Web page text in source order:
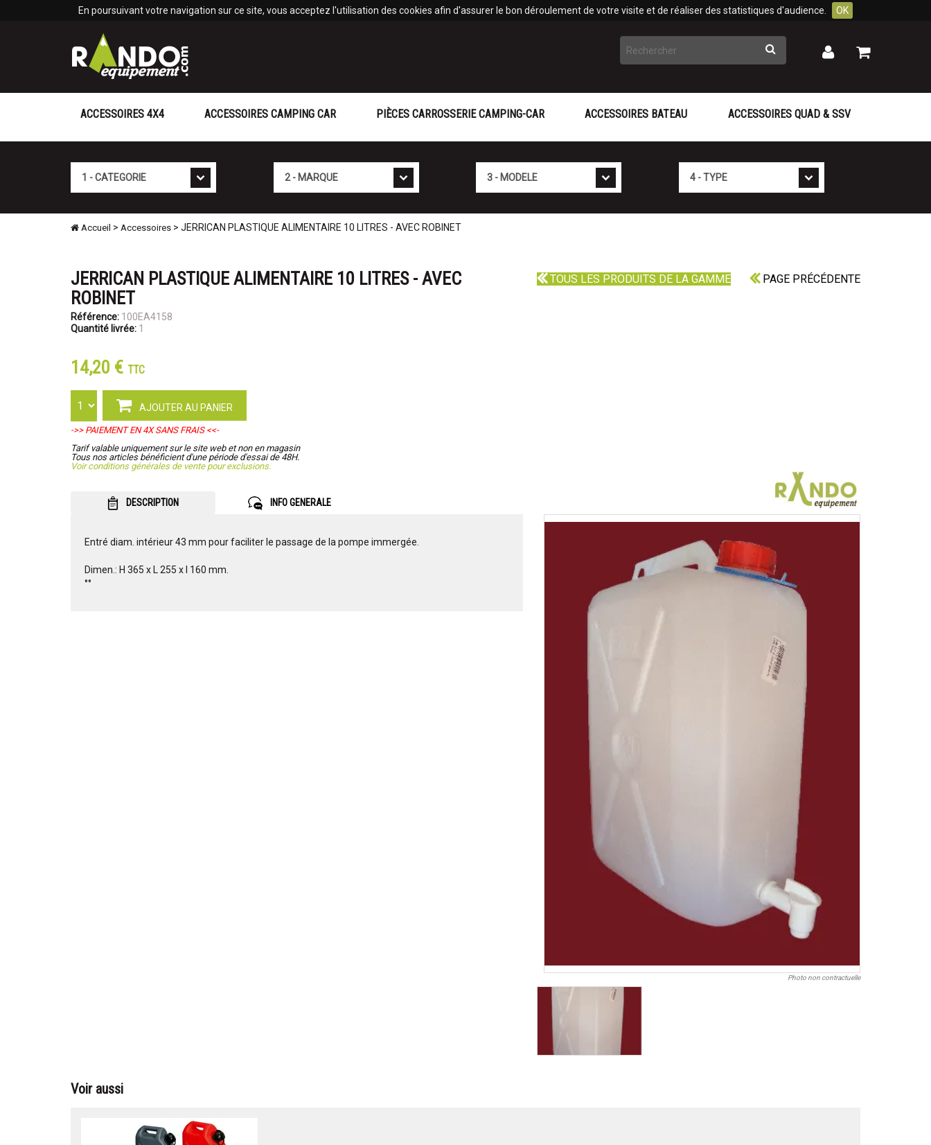
En poursuivant votre navigation sur ce site, vous acceptez l'utilisation des cookies afin d'assurer le bon déroulement de votre visite et de réaliser des statistiques d'audience. OK
Rechercher Mon
Mon
ACCESSOIRES 4X4 ACCESSOIRES CAMPING CAR PIÈCES CARROSSERIE CAMPING-CAR ACCESSOIRES BATEAU ACCESSOIRES QUAD & SSV
Accueil > Accessoires > JERRICAN PLASTIQUE ALIMENTAIRE 10 LITRES - AVEC ROBINET
TOUS LES PRODUITS DE LA GAMME PAGE PRÉCÉDENTE
JERRICAN PLASTIQUE ALIMENTAIRE 10 LITRES - AVEC
ROBINET
Référence: 100EA4158
Quantité livrée: 1
14,20 € TTC
AJOUTER AU PANIER
->> PAIEMENT EN 4X SANS FRAIS <<-
Tarif valable uniquement sur le site web et non en magasin
Tous nos articles bénéficient d'une période d'essai de 48H.
Voir conditions générales de vente pour exclusions.
DESCRIPTION INFO GENERALE
Entré diam. intérieur 43 mm pour faciliter le passage de la pompe immergée.
Dimen.: H 365 x L 255 x l 160 mm.
°°
Photo non contractuelle
Voir aussi
Panneau de gestion des cookies